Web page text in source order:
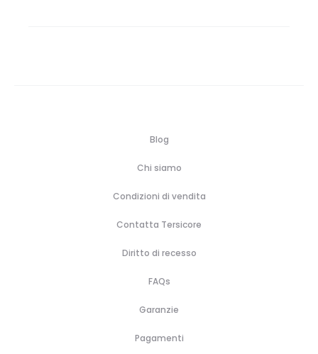
Blog
Chi siamo
Condizioni di vendita
Contatta Tersicore
Diritto di recesso
FAQs
Garanzie
Pagamenti